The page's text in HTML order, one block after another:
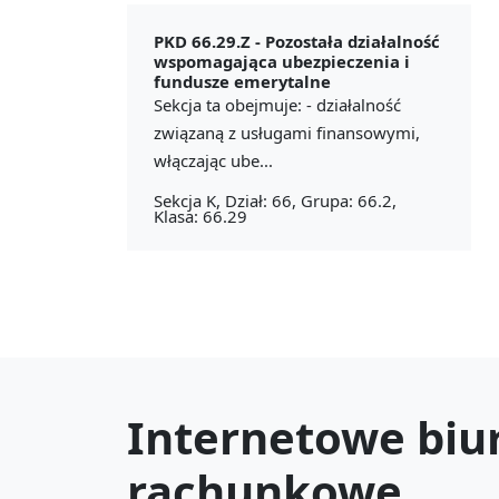
PKD 66.29.Z - Pozostała działalność
wspomagająca ubezpieczenia i
fundusze emerytalne
Sekcja ta obejmuje: - działalność
związaną z usługami finansowymi,
włączając ube...
Sekcja K, Dział: 66, Grupa: 66.2,
Klasa: 66.29
Internetowe